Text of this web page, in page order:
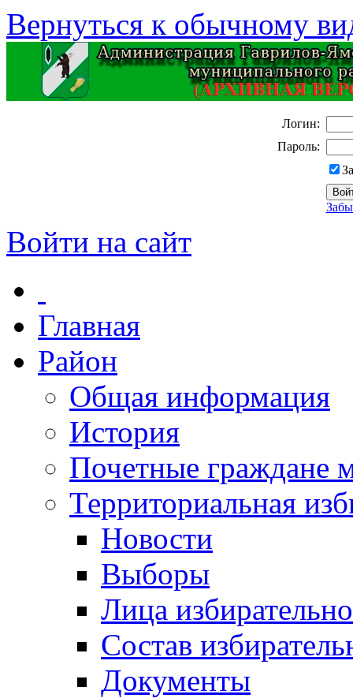
Вернуться к обычному
Логин:
Пароль:
Войти на сайт
Главная
Район
Общая информация
История
Почетные граждане
Территориальная
Новости
Выборы
Лица
Состав
Документы